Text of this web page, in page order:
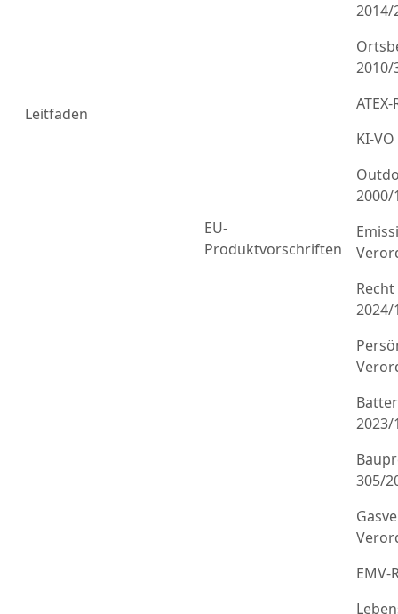
Leitfaden
EU-
Produktvorschriften
2014/
2010/
KI-
2000/
2024/
2023/
305/
EMV-